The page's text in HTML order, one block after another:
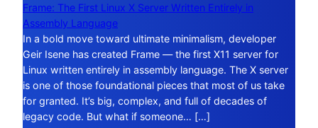
Frame: The First Linux X Server Written Entirely in
Assembly Language
In a bold move toward ultimate minimalism, developer
Geir Isene has created Frame — the first X11 server for
Linux written entirely in assembly language. The X server
is one of those foundational pieces that most of us take
for granted. It’s big, complex, and full of decades of
legacy code. But what if someone… […]